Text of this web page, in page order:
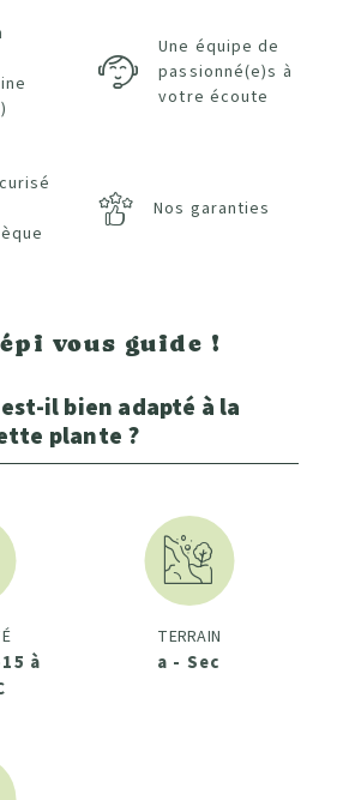
Une équipe de
passionné(e)s à
votre écoute
Nos garanties
vous guide !
il bien adapté à la
plante ?
à
TERRAIN
a - Sec